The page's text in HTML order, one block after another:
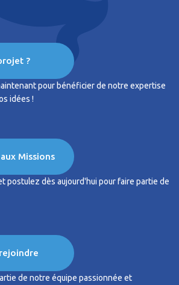
?
pour bénéficier de notre expertise
idées !
Missions
postulez dès aujourd'hui pour faire partie de
de notre équipe passionnée et